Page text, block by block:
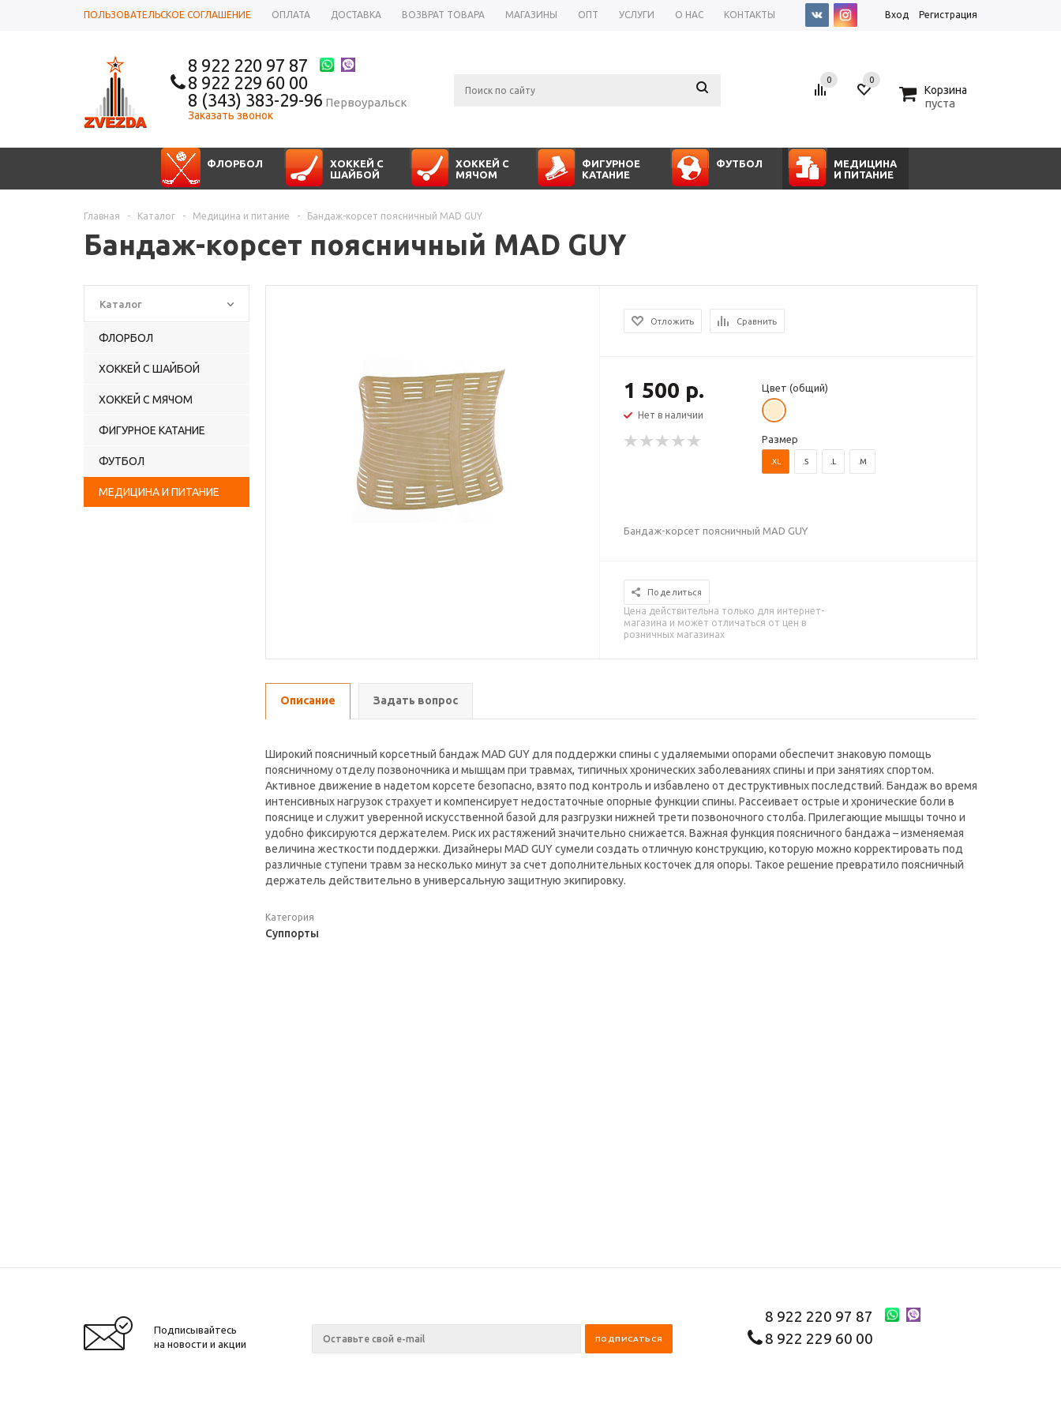
ПОЛЬЗОВАТЕЛЬСКОЕ СОГЛАШЕНИЕ ОПЛАТА ДОСТАВКА ВОЗВРАТ ТОВАРА МАГАЗИНЫ ОПТ УСЛУГИ О НАС КОНТАКТЫ Вход Регистрация
8 922 220 97 87
8 922 229 60 00
8 (343) 383-29-96 Первоуральск
Заказать звонок
0 0
Корзина
пуста
ФЛОРБОЛ
ХОККЕЙ С
ШАЙБОЙ
ХОККЕЙ С
МЯЧОМ
ФИГУРНОЕ
КАТАНИЕ
ФУТБОЛ
МЕДИЦИНА
И ПИТАНИЕ
Главная - Каталог - Медицина и питание - Бандаж-корсет поясничный MAD GUY
Бандаж-корсет поясничный MAD GUY
Каталог
ФЛОРБОЛ
ХОККЕЙ С ШАЙБОЙ
ХОККЕЙ С МЯЧОМ
ФИГУРНОЕ КАТАНИЕ
ФУТБОЛ
МЕДИЦИНА И ПИТАНИЕ
Отложить Сравнить
1 500 р.
Нет в наличии
Цвет (общий)
Размер
.XL .S .L .M
Бандаж-корсет поясничный MAD GUY
Поделиться
Цена действительна только для интернет-
магазина и может отличаться от цен в
розничных магазинах
Описание Задать вопрос
Широкий поясничный корсетный бандаж MAD GUY для поддержки спины с удаляемыми опорами обеспечит знаковую помощь
поясничному отделу позвоночника и мышцам при травмах, типичных хронических заболеваниях спины и при занятиях спортом.
Активное движение в надетом корсете безопасно, взято под контроль и избавлено от деструктивных последствий. Бандаж во время
интенсивных нагрузок страхует и компенсирует недостаточные опорные функции спины. Рассеивает острые и хронические боли в
пояснице и служит уверенной искусственной базой для разгрузки нижней трети позвоночного столба. Прилегающие мышцы точно и
удобно фиксируются держателем. Риск их растяжений значительно снижается. Важная функция поясничного бандажа – изменяемая
величина жесткости поддержки. Дизайнеры MAD GUY сумели создать отличную конструкцию, которую можно корректировать под
различные ступени травм за несколько минут за счет дополнительных косточек для опоры. Такое решение превратило поясничный
держатель действительно в универсальную защитную экипировку.
Категория
Суппорты
Подписывайтесь
на новости и акции
8 922 220 97 87
8 922 229 60 00